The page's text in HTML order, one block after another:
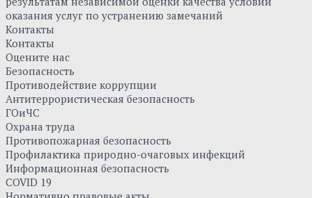
оказания услуг по устранению замечаний
Контакты
Контакты
Оцените нас
Безопасность
Противодействие коррупции
Антитеррористическая безопасность
ГОиЧС
Охрана труда
Противопожарная безопасность
Профилактика природно-очаговых инфекций
Информационная безопасность
COVID 19